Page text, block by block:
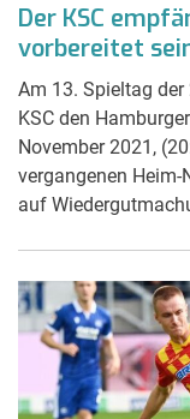
Der KSC
vorbereitet
Am 13. Spieltag
KSC den
November 2021,
vergangenen Heim-
auf